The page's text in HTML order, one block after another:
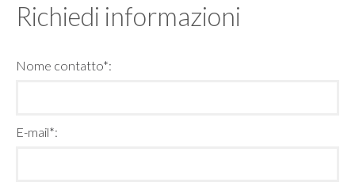
Richiedi informazioni
Nome contatto*:
E-mail*: